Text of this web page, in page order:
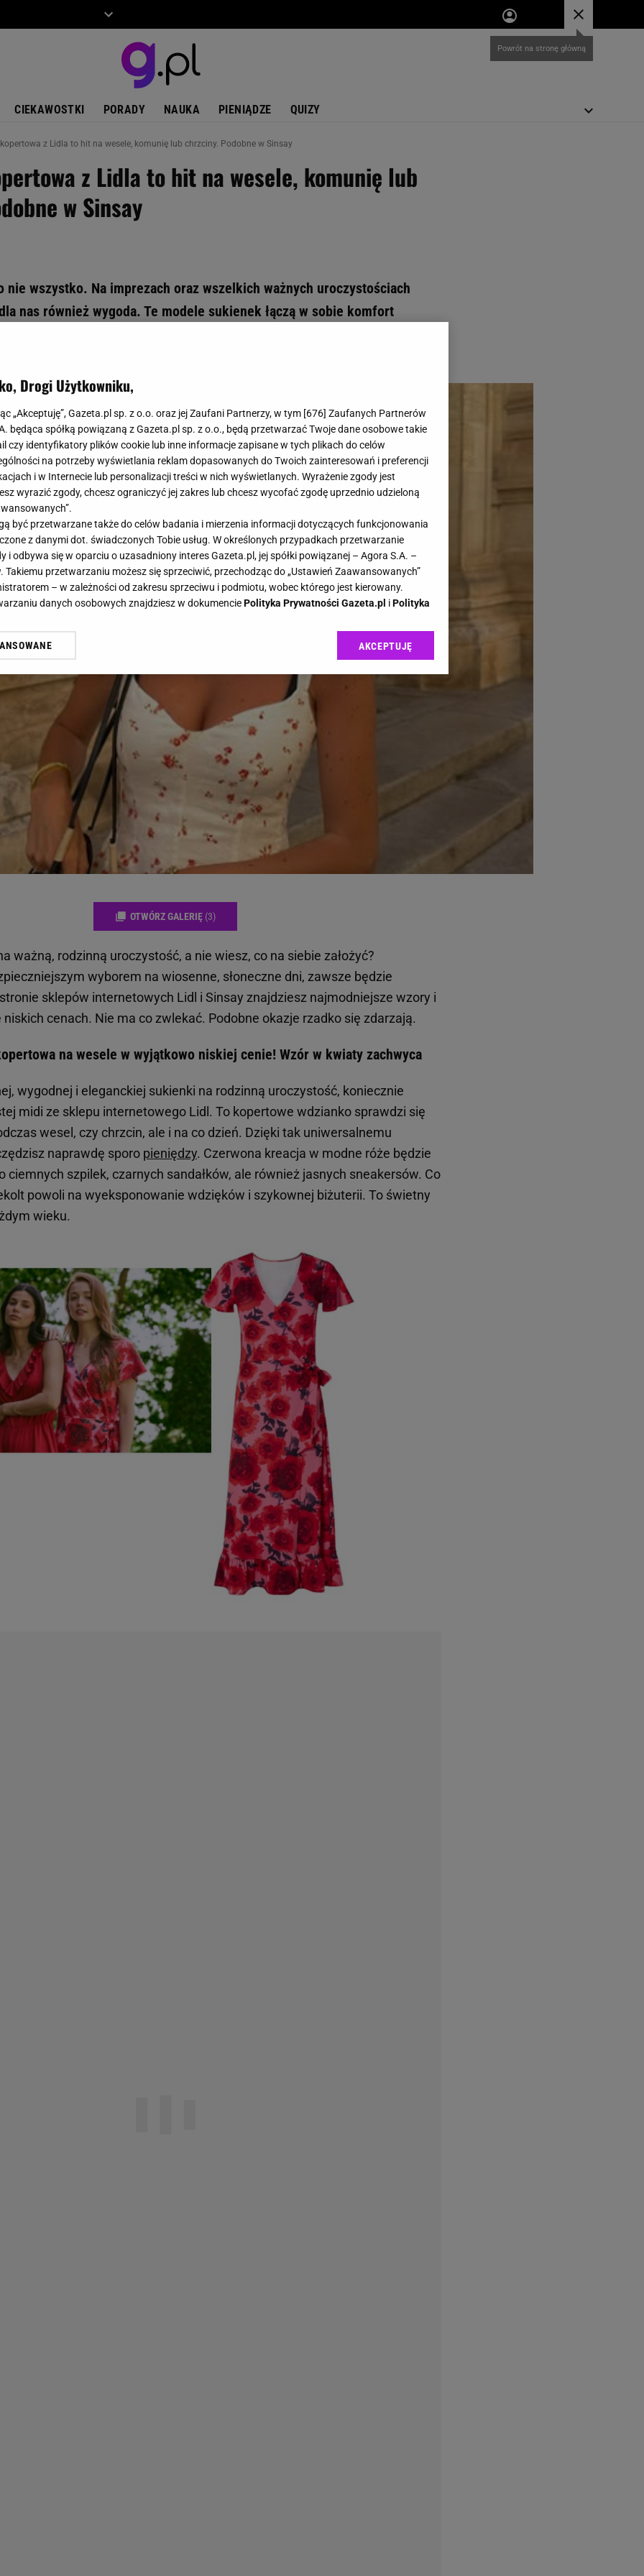
CIEKAWOSTKI PORADY NAUKA PIENIĄDZE QUIZY
z Lidla to hit na wesele, komunię lub chrzciny. Podobne w Sinsay
z Lidla to hit na wesele, komunię lub
w Sinsay
nie wszystko. Na imprezach oraz wszelkich ważnych uroczystościach
nas również wygoda. Te modele sukienek łączą w sobie komfort
szyk. Sprawdź, gdzie możesz je dorwać w wyjątkowo niskich
OTWÓRZ GALERIĘ (3)
ważną, rodzinną uroczystość, a nie wiesz, co na siebie założyć?
wyborem na wiosenne, słoneczne dni, zawsze będzie
sklepów internetowych Lidl i Sinsay znajdziesz najmodniejsze wzory i
cenach. Nie ma co zwlekać. Podobne okazje rzadko się zdarzają.
na wesele w wyjątkowo niskiej cenie! Wzór w kwiaty zachwyca
wygodnej i eleganckiej sukienki na rodzinną uroczystość, koniecznie
midi ze sklepu internetowego Lidl. To kopertowe wdzianko sprawdzi się
wesel, czy chrzcin, ale i na co dzień. Dzięki tak uniwersalnemu
naprawdę sporo pieniędzy. Czerwona kreacja w modne róże będzie
ciemnych szpilek, czarnych sandałków, ale również jasnych sneakersów. Co
powoli na wyeksponowanie wdzięków i szykownej biżuterii. To świetny
wieku.
Drogi Użytkowniku,
„Akceptuję”, Gazeta.pl sp. z o.o. oraz jej Zaufani Partnerzy, w tym [676] Zaufanych Partnerów
będąca spółką powiązaną z Gazeta.pl sp. z o.o., będą przetwarzać Twoje dane osobowe takie
czy identyfikatory plików cookie lub inne informacje zapisane w tych plikach do celów
na potrzeby wyświetlania reklam dopasowanych do Twoich zainteresowań i preferencji
i w Internecie lub personalizacji treści w nich wyświetlanych. Wyrażenie zgody jest
wyrazić zgody, chcesz ograniczyć jej zakres lub chcesz wycofać zgodę uprzednio udzieloną
być przetwarzane także do celów badania i mierzenia informacji dotyczących funkcjonowania
z danymi dot. świadczonych Tobie usług. W określonych przypadkach przetwarzanie
i odbywa się w oparciu o uzasadniony interes Gazeta.pl, jej spółki powiązanej – Agora S.A. –
Takiemu przetwarzaniu możesz się sprzeciwić, przechodząc do „Ustawień Zaawansowanych”
– w zależności od zakresu sprzeciwu i podmiotu, wobec którego jest kierowany.
danych osobowych znajdziesz w dokumenciePolityka Prywatności Gazeta.pl iPolityka
też zgodę na zainstalowanie i przechowywanie plików cookie Gazeta.pl sp. z o.o., jej
wywołując narzędzie do zarządzania twoimi preferencjami dot. przetwarzania danych poprzez
” w stopce serwisu i przechodząc do „Ustawień Zaawansowanych”. Zmiana ustawień
także za pomocą ustawień przeglądarki.
i Agora S.A. możemy przetwarzać dane osobowe w następujących celach:
geolokalizacyjnych. Aktywne skanowanie charakterystyki urządzenia do celów identyfikacji.
na urządzeniu lub dostęp do nich. Spersonalizowane reklamy i treści, pomiar reklam i treści,
usług.
Lista Zaufanych Partnerów
AKCEPTUJĘ